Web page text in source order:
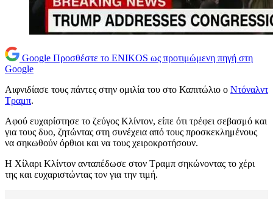
Google Προσθέστε το ENIKOS ως προτιμώμενη πηγή στη
Google
Αιφνιδίασε τους πάντες στην ομιλία του στο Καπιτώλιο ο Ντόναλντ
Τραμπ.
Αφού ευχαρίστησε το ζεύγος Κλίντον, είπε ότι τρέφει σεβασμό και
για τους δυο, ζητώντας στη συνέχεια από τους προσκεκλημένους
να σηκωθούν όρθιοι και να τους χειροκροτήσουν.
Η Χίλαρι Κλίντον ανταπέδωσε στον Τραμπ σηκώνοντας το χέρι
της και ευχαριστώντας τον για την τιμή.